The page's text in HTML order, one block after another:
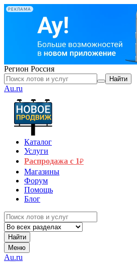
РЕКЛАМА
Регион Россия
Найти
Au.ru
Каталог
Услуги
Распродажа с 1₽
Магазины
Форум
Помощь
Блог
Найти
Меню
Au.ru